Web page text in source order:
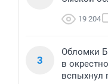
19 204
3
Обломки
в
вспыхнул